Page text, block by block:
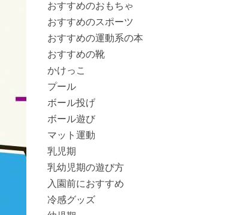
おすすめのおもちゃ
おすすめのスポーツ
おすすめの運動系の本
おすすめの靴
かけっこ
プール
ボール投げ
ボール遊び
マット運動
乳児期
乳幼児期の遊び方
入園前におすすめ
冷感グッズ